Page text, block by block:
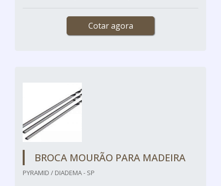
Cotar agora
BROCA MOURÃO PARA MADEIRA
PYRAMID / DIADEMA - SP